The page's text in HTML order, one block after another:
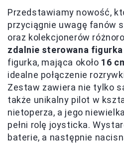
Przedstawiamy nowość,
przyciągnie uwagę fanów
oraz kolekcjonerów
zdalnie sterowana figurka
figurka, mająca około 16
idealne połączenie
Zestaw zawiera nie tylko
także unikalny pilot w
nietoperza, a jego
pełni rolę joysticka.
baterie, a następnie